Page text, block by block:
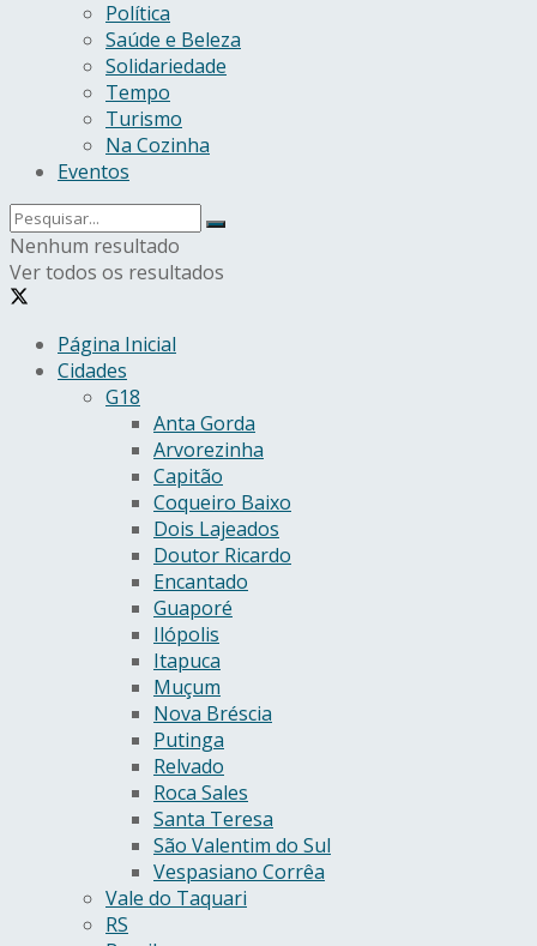
Política
Saúde e Beleza
Solidariedade
Tempo
Turismo
Na Cozinha
Eventos
Nenhum resultado
Ver todos os resultados
Página Inicial
Cidades
G18
Anta Gorda
Arvorezinha
Capitão
Coqueiro Baixo
Dois Lajeados
Doutor Ricardo
Encantado
Guaporé
Ilópolis
Itapuca
Muçum
Nova Bréscia
Putinga
Relvado
Roca Sales
Santa Teresa
São Valentim do Sul
Vespasiano Corrêa
Vale do Taquari
RS